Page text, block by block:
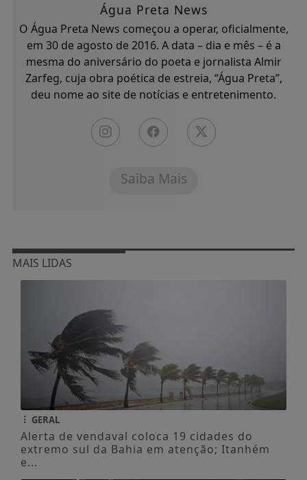
Água Preta News
O Água Preta News começou a operar, oficialmente,
em 30 de agosto de 2016. A data – dia e mês – é a
mesma do aniversário do poeta e jornalista Almir
Zarfeg, cuja obra poética de estreia, “Água Preta”,
deu nome ao site de notícias e entretenimento.
Saiba Mais
MAIS LIDAS
GERAL
Alerta de vendaval coloca 19 cidades do
extremo sul da Bahia em atenção; Itanhém
e...